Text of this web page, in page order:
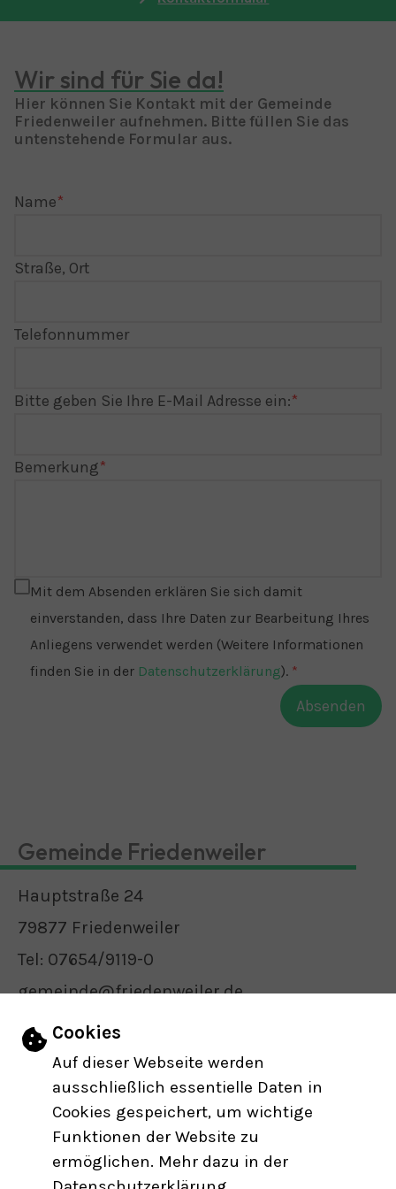
Einstellungen zu Cookies und
Cookies
Auf dieser Webseite werden
ausschließlich essentielle Daten in
Cookies gespeichert, um wichtige
Funktionen der Website zu
ermöglichen. Mehr dazu in der
Wir sind für Sie da!
Hier können Sie Kontakt mit der Gemeinde
Friedenweiler aufnehmen. Bitte füllen Sie das
untenstehende Formular aus.
Name
Straße, Ort
Telefonnummer
Bitte geben Sie Ihre E-Mail Adresse ein:
Bemerkung
Mit dem Absenden erklären Sie sich damit
einverstanden, dass Ihre Daten zur Bearbeitung Ihres
Anliegens verwendet werden (Weitere Informationen
finden Sie in der Datenschutzerklärung).
Absenden
Gemeinde Friedenweiler
Hauptstraße 24
79877 Friedenweiler
Tel: 07654/9119-0
gemeinde@friedenweiler.de
E-Mail schreiben
Öffnungszeiten
INHALTIMPRESSUM DATENSCHUTZERKLÄRUNG
ERKLÄRUNG ZUR BARRIEREFREIHEIT